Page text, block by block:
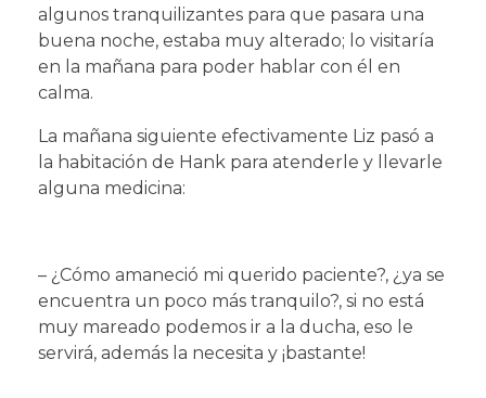
algunos tranquilizantes para que pasara una
buena noche, estaba muy alterado; lo visitaría
en la mañana para poder hablar con él en
calma.
La mañana siguiente efectivamente Liz pasó a
la habitación de Hank para atenderle y llevarle
alguna medicina:
– ¿Cómo amaneció mi querido paciente?, ¿ya se
encuentra un poco más tranquilo?, si no está
muy mareado podemos ir a la ducha, eso le
servirá, además la necesita y ¡bastante!